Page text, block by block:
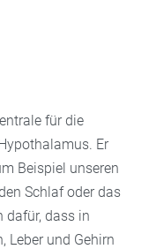
für die
Er
Beispiel unseren
Schlaf oder das
dafür, dass in
Leber und Gehirn